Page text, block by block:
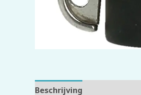
Beschrijving